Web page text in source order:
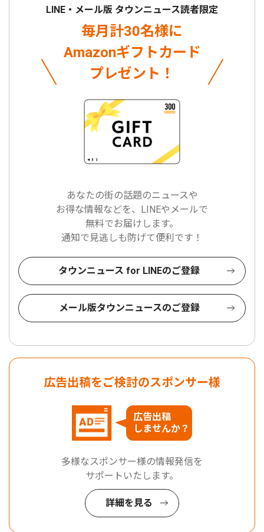
LINE・メール版 タウンニュース読者限定
毎月計30名様に
Amazonギフトカード
プレゼント！
あなたの街の話題のニュースや
お得な情報などを、LINEやメールで
無料でお届けします。
通知で見逃しも防げて便利です！
タウンニュース for LINEのご登録
メール版タウンニュースのご登録
広告出稿をご検討のスポンサー様
広告出稿
しませんか？
多様なスポンサー様の情報発信を
サポートいたします。
詳細を見る